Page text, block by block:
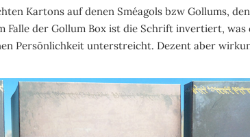
Kartons auf denen Sméagols bzw Gollums,
Falle der Gollum Box ist die Schrift invertiert, was
Persönlichkeit unterstreicht. Dezent aber